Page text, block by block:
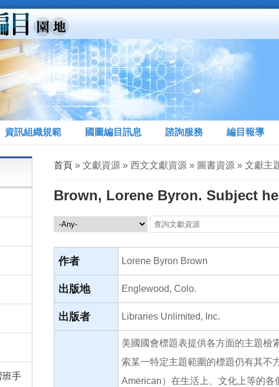
資訊組織規範 國圖編目訊息 諮詢服務 編目報導
您在這裡
首頁» 文獻資源 » 西文文獻資源 » 圖書資源 » 文獻主
Brown, Lorene Byron. Subject
文獻資源 Search this site
作者 Lorene Byron Brown
出版地 Englewood, Colo.
出版者 Libraries Unlimited, Inc.
美國國會標題表提供各方面的主題檢
索某一特定主題範圍的標題仍有其不
American）在生活上、文化上等的
班手